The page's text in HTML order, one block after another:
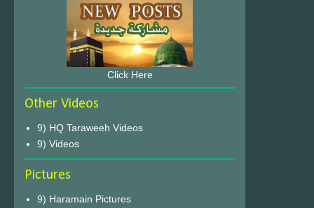
Click Here
Other Videos
9) HQ Taraweeh Videos
9) Videos
Pictures
9) Haramain Pictures